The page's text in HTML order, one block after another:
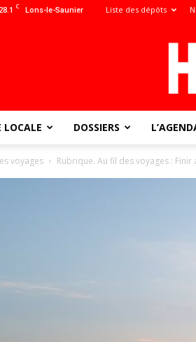
28.1 C Lons-le-Saunier Liste des dépôts
LOCALE DOSSIERS
voyages Rubrique. Au fil des voyages : Finir